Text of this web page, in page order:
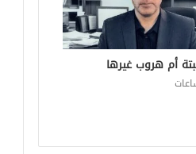
أم هروب غيرها